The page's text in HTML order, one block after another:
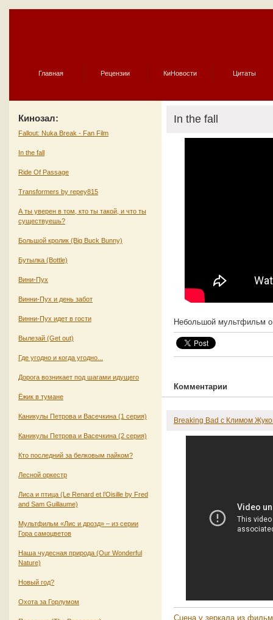
Главная Рецензии КиНовости Цитаты
Кинозал:
Fallout: Nuka Break - Fan Film
In the fall
Ride Of Passage
Transformers by repey815
А ты уверен в том, кто ты такой, и что ты
существуешь?
Большой кролик (Big Buck Bunny)
Бутылка (Bottle)
Вини-Пух
Винни-Пух и день забот
Винни-Пух идет в гости
Вылезай (Get out)
Где угодно и когда угодно...
Дорога возникает под шагами идущего
Ёжик в тумане
Каникулы Петрова и Васечкина (1 серия)
Каникулы Петрова и Васечкина (2 серия)
Кто последний за белковым пайком?
Лесной оркестр
Лиса и птица (Le Renard et l’Oisille by Fred
and Sam Guillaume)
Мультфильм «Лис и дрозд» – из серии
Гора самоцветов
Наша чудесная природа (Our Wonderful
Nature)
Новый год?
Охота за Горлумом
In the fall
Небольшой мультфильм
Комментарии
Breaking Bad с Климом
Сцена у зеркала из